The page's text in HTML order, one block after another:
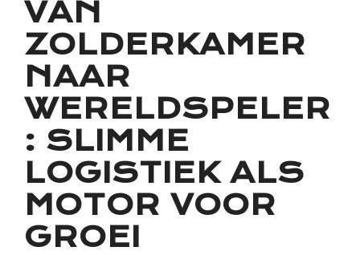
VAN
ZOLDERKAMER
NAAR
WERELDSPELER
: SLIMME
LOGISTIEK ALS
MOTOR VOOR
GROEI